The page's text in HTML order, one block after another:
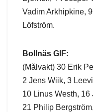
Vadim Arkhipkine,
Löfström.
Bollnäs GIF:
(Målvakt) 30 Erik
2 Jens Wiik, 3
10 Linus Westh,
21 Philip